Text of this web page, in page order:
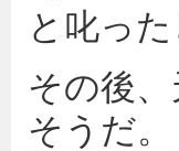
と叱った
その後
そうだ。